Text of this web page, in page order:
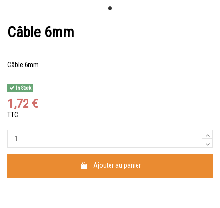
Câble 6mm
Câble 6mm
In Stock
1,72 €
TTC
Ajouter au panier